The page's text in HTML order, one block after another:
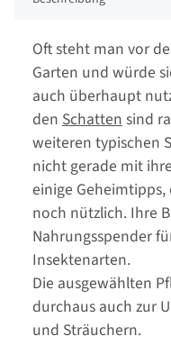
Oft steht man vor
Garten und würde
auch überhaupt
den Schattensind
weiteren typischen
nicht gerade mit
einige
noch nützlich. Ihre
Nahrungsspender
Insektenarten.
Die ausgewählten
durchaus auch zur
und Sträuchern.